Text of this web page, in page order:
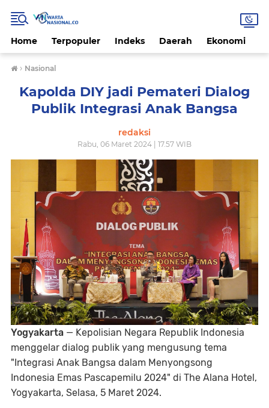
Home Terpopuler Indeks Daerah Ekonomi
› Nasional
Kapolda DIY jadi Pemateri Dialog
Publik Integrasi Anak Bangsa
redaksi
Rabu, 06 Maret 2024 | 17.57 WIB
Yogyakarta — Kepolisian Negara Republik Indonesia
menggelar dialog publik yang mengusung tema
"Integrasi Anak Bangsa dalam Menyongsong
Indonesia Emas Pascapemilu 2024" di The Alana Hotel,
Yogyakarta, Selasa, 5 Maret 2024.